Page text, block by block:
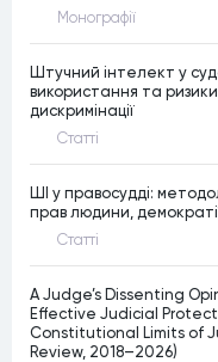
Монографiї
Штучний інтелект у
використання та
дискримінації
Статтi
ШІ у правосудді:
прав людини,
Статтi
A Judge’s Dissenting
Effective Judicial
Constitutional Limits of
Review, 2018–2026)